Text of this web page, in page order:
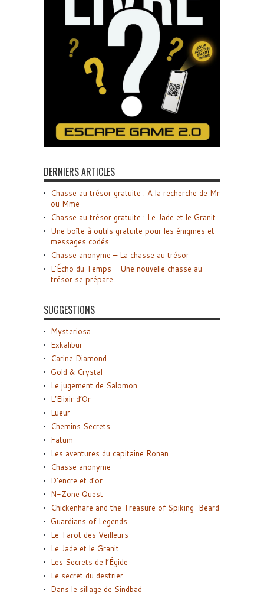
DERNIERS ARTICLES
Chasse au trésor gratuite : A la recherche de Mr
ou Mme
Chasse au trésor gratuite : Le Jade et le Granit
Une boîte à outils gratuite pour les énigmes et
messages codés
Chasse anonyme – La chasse au trésor
L’Écho du Temps – Une nouvelle chasse au
trésor se prépare
SUGGESTIONS
Mysteriosa
Exkalibur
Carine Diamond
Gold & Crystal
Le jugement de Salomon
L’Elixir d’Or
Lueur
Chemins Secrets
Fatum
Les aventures du capitaine Ronan
Chasse anonyme
D’encre et d’or
N-Zone Quest
Chickenhare and the Treasure of Spiking-Beard
Guardians of Legends
Le Tarot des Veilleurs
Le Jade et le Granit
Les Secrets de l’Égide
Le secret du destrier
Dans le sillage de Sindbad